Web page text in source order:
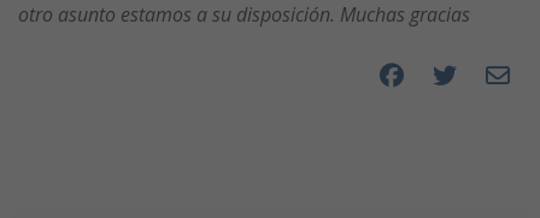
otro asunto estamos a su disposición. Muchas gracias
Compartir en